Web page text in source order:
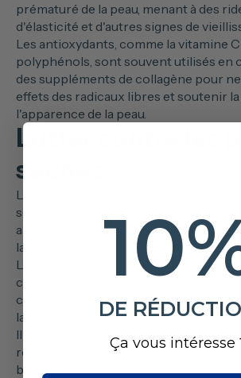
prématuré de la peau, menant à des
d'élasticité et d'autres signes de
Les antioxydants, comme la vitamine
polyphénols, sont souvent utilisés en
des suppléments de collagène pour
effets des radicaux libres et soutenir
l'apparence de la peau.
Lutter contre les
sèches
Le collagène peut être bénéfique pour
sèches. En raison de sa capacité à
améliorer l'hydratation de la peau, il
la sécheresse.
Les produits contenant du collagène,
crèmes, les sérums et les
contribuer à restaurer l'hydratation et
la peau, la rendant plus lisse et plus
Il est important de combiner ces
routine de soins de la peau adaptée
bénéfices sur les peaux sèches.
DE
Ça vous intéresse